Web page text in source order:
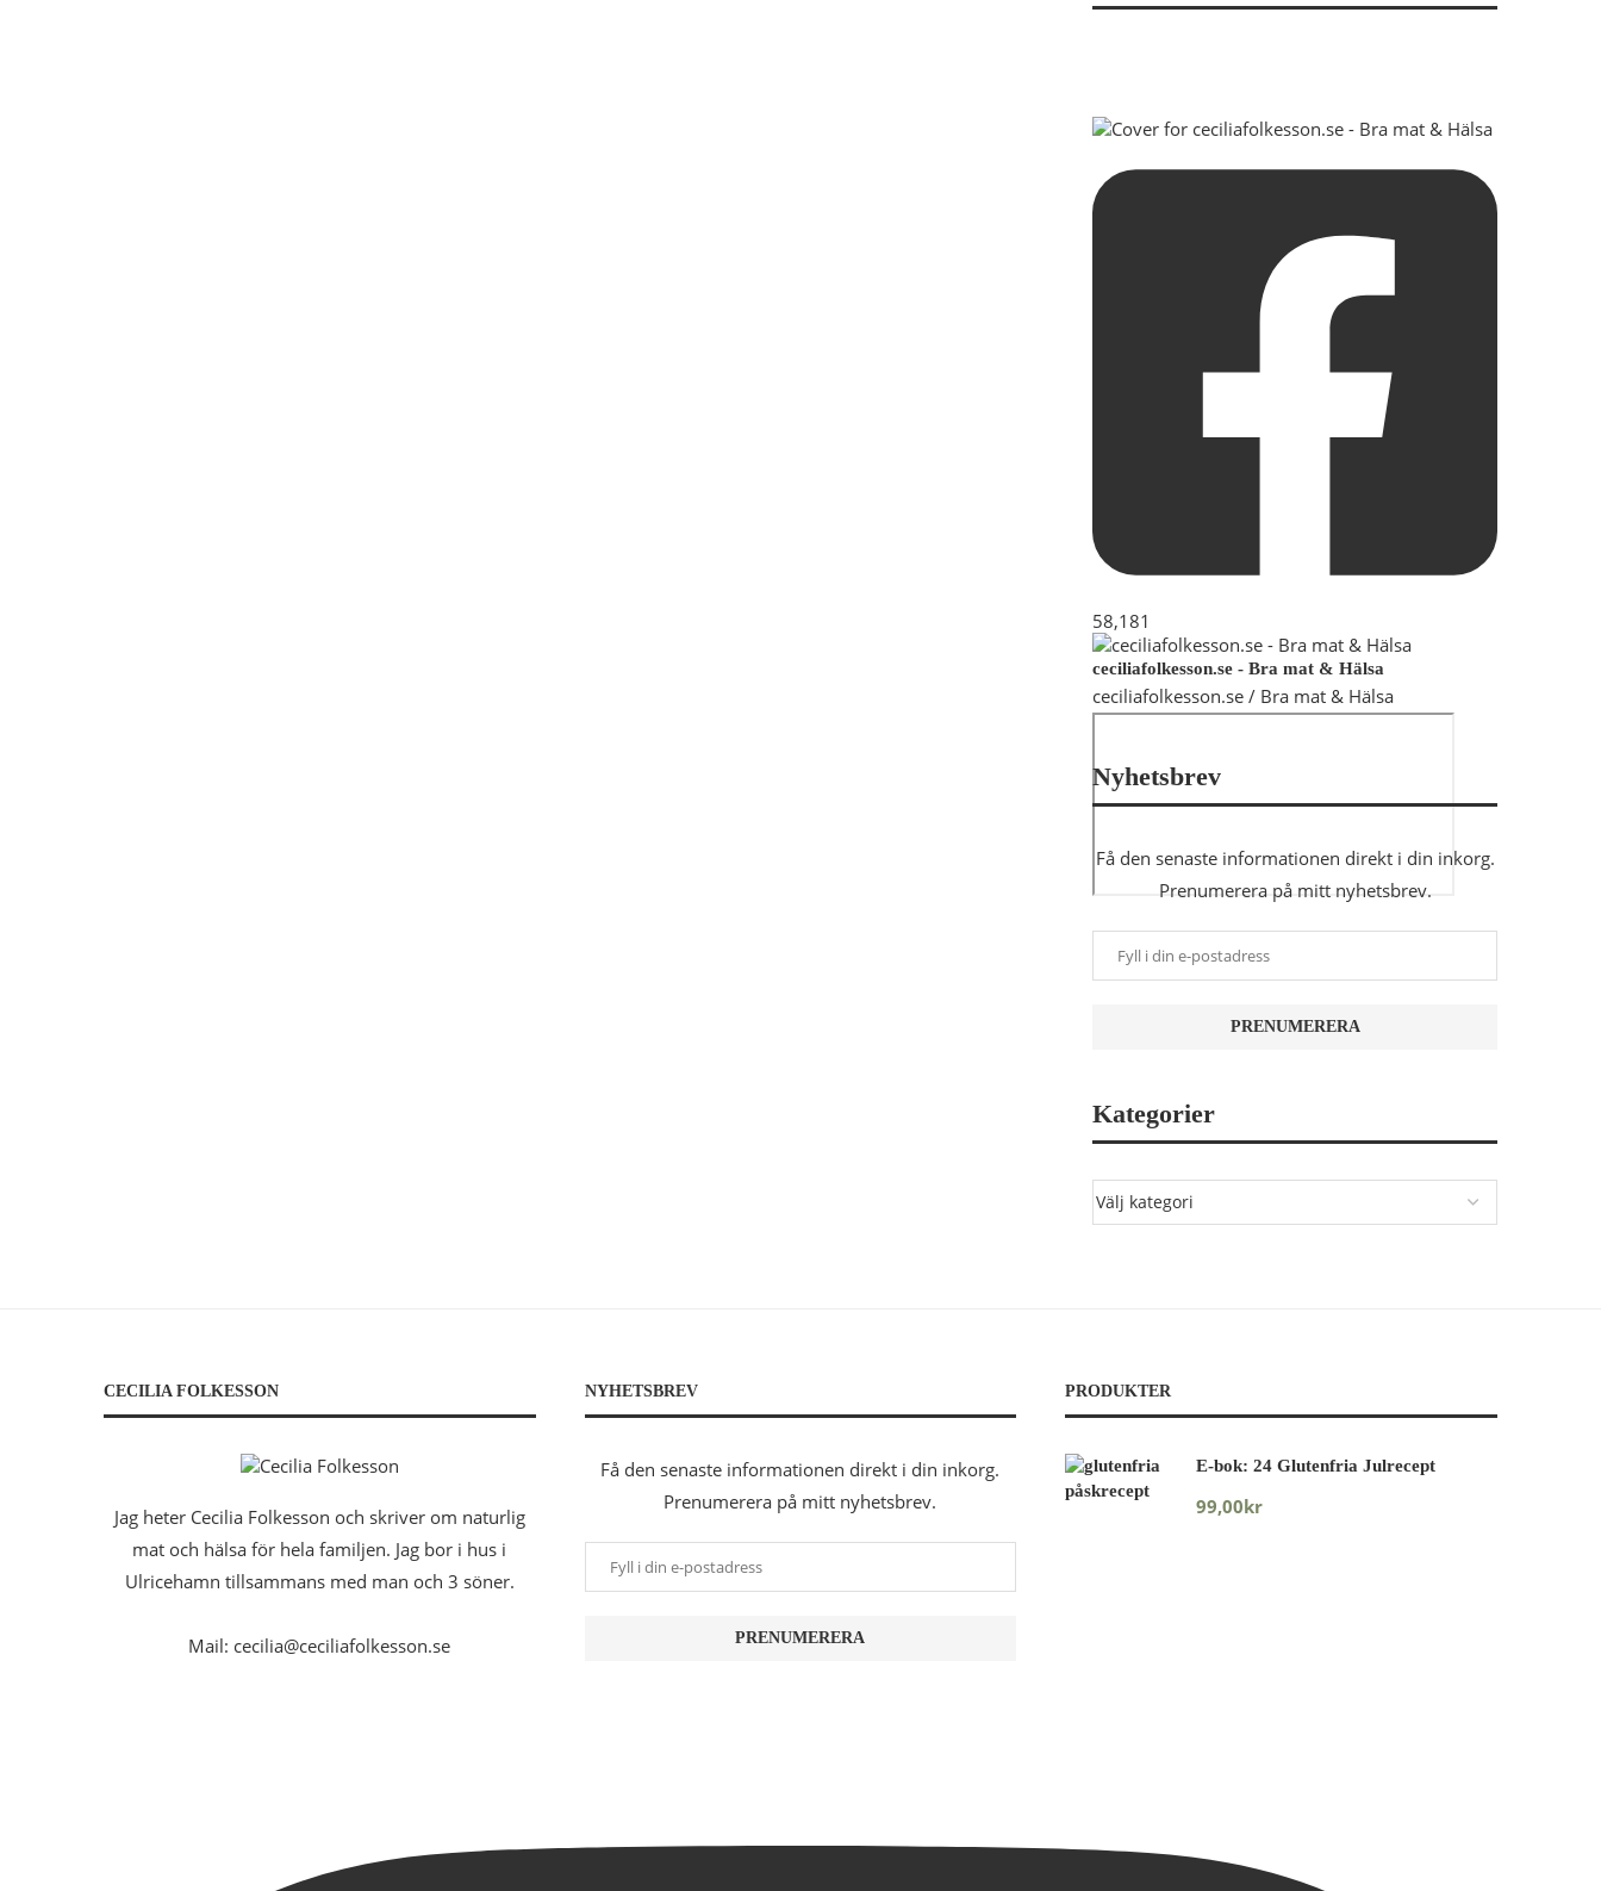
58,181
ceciliafolkesson.se - Bra mat & Hälsa
ceciliafolkesson.se / Bra mat & Hälsa
Nyhetsbrev
Få den senaste informationen direkt i din inkorg.
Prenumerera på mitt nyhetsbrev.
Kategorier
CECILIA FOLKESSON
Jag heter Cecilia Folkesson och skriver om naturlig
mat och hälsa för hela familjen. Jag bor i hus i
Ulricehamn tillsammans med man och 3 söner.
Mail: cecilia@ceciliafolkesson.se
NYHETSBREV
Få den senaste informationen direkt i din inkorg.
Prenumerera på mitt nyhetsbrev.
PRODUKTER
E-bok: 24 Glutenfria Julrecept
99,00kr